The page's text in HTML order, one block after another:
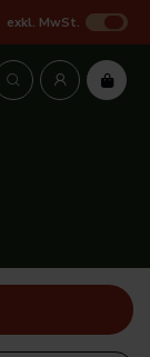
exkl. MwSt.